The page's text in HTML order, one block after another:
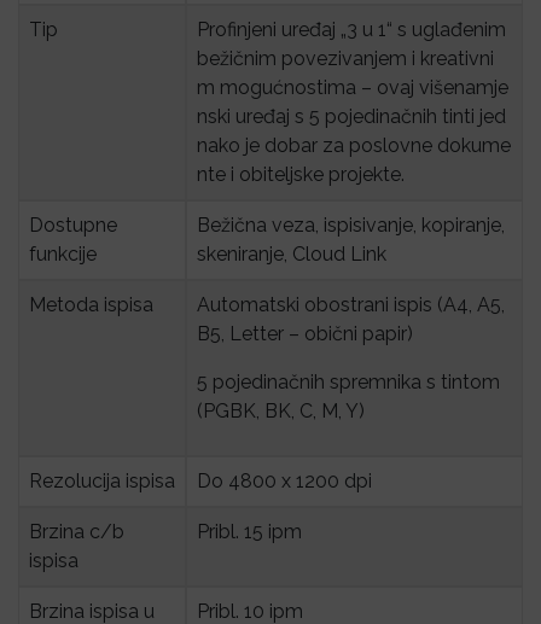
Tip
Profinjeni uređaj „3 u 1“ s uglađenim
bežičnim povezivanjem i kreativni
m mogućnostima – ovaj višenamje
nski uređaj s 5 pojedinačnih tinti jed
nako je dobar za poslovne dokume
nte i obiteljske projekte.
Dostupne
funkcije
Bežična veza, ispisivanje, kopiranje,
skeniranje, Cloud Link
Metoda ispisa
Automatski obostrani ispis (A4, A5,
B5, Letter – obični papir)
5 pojedinačnih spremnika s tintom
(PGBK, BK, C, M, Y)
Rezolucija ispisa Do 4800 x 1200 dpi
Brzina c/b
ispisa
Pribl. 15 ipm
Brzina ispisa u
Pribl. 10 ipm